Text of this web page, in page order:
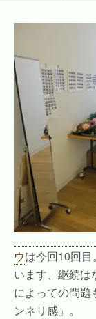
ウは今回10回
います、継続
によっての問題
ンネリ感」。